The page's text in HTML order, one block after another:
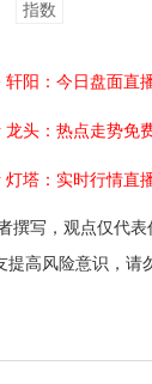
指数
轩阳：今日盘面直
龙头：热点走势免
灯塔：实时行情直
撰写，观点仅代
高风险意识，